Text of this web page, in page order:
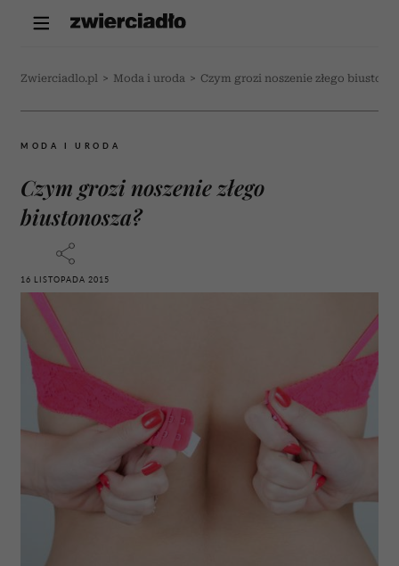
Zwierciadlo.pl > Moda i uroda > Czym grozi noszenie złego
MODA I URODA
Czym grozi noszenie złego
biustonosza?
16 LISTOPADA 2015